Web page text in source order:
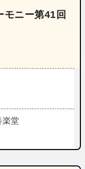
モニー第41回
楽堂